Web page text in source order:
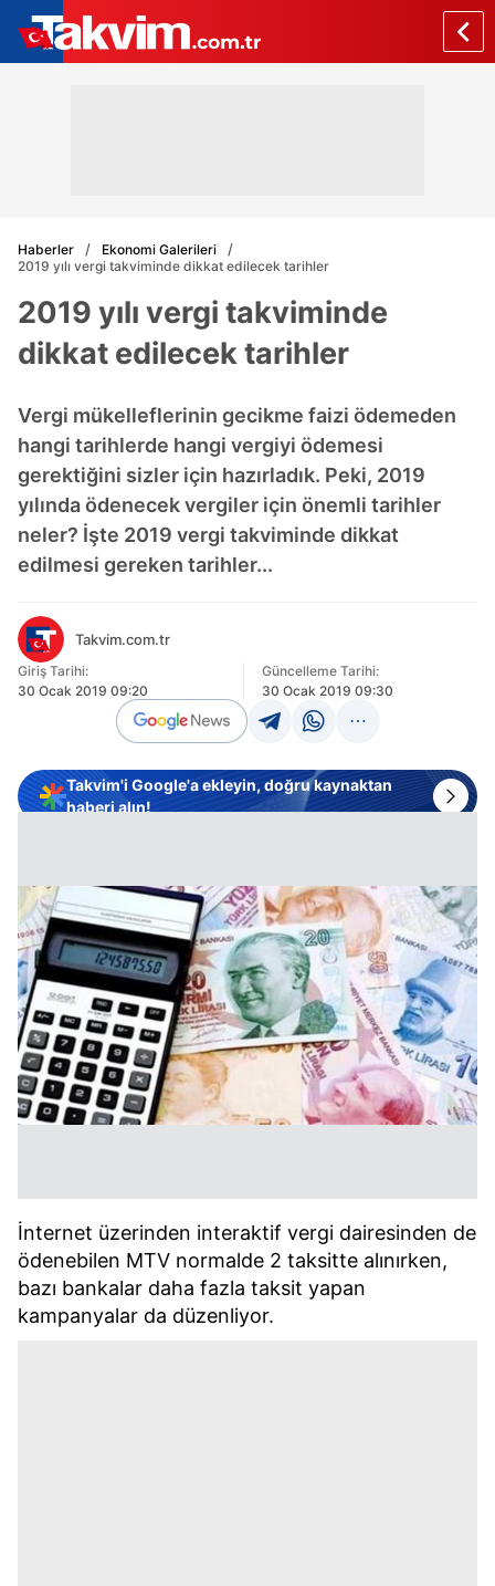
Haberler
Ekonomi Galerileri
2019 yılı vergi takviminde dikkat edilecek tarihler
2019 yılı vergi takviminde
dikkat edilecek tarihler
Vergi mükelleflerinin gecikme faizi ödemeden
hangi tarihlerde hangi vergiyi ödemesi
gerektiğini sizler için hazırladık. Peki, 2019
yılında ödenecek vergiler için önemli tarihler
neler? İşte 2019 vergi takviminde dikkat
edilmesi gereken tarihler...
Takvim.com.tr
Giriş Tarihi:
30 Ocak 2019 09:20
Güncelleme Tarihi:
30 Ocak 2019 09:30
Takvim'i Google'a ekleyin, doğru kaynaktan
haberi alın!
İnternet üzerinden interaktif vergi dairesinden de
ödenebilen MTV normalde 2 taksitte alınırken,
bazı bankalar daha fazla taksit yapan
kampanyalar da düzenliyor.